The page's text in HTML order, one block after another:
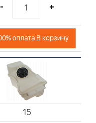
- +
оплата В корзину
15